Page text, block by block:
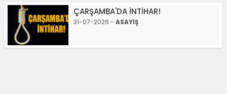
ÇARŞAMBA'DA İNTİHAR!
31-07-2026 - ASAYİŞ